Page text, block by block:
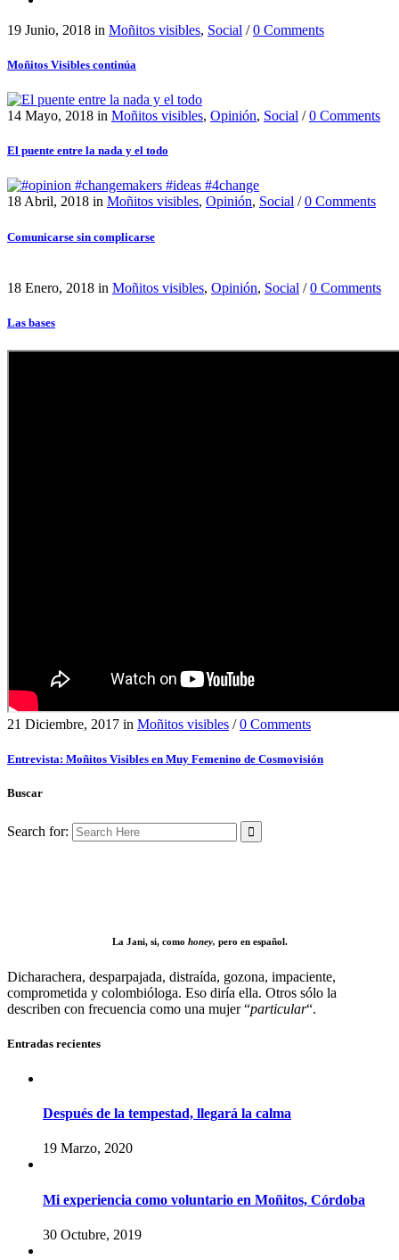
19 Junio, 2018 in Moñitos visibles, Social /0 Comments
Moñitos Visibles continúa
14 Mayo, 2018 in Moñitos visibles, Opinión, Social /0 Comments
El puente entre la nada y el todo
18 Abril, 2018 in Moñitos visibles, Opinión, Social /0 Comments
Comunicarse sin complicarse
18 Enero, 2018 in Moñitos visibles, Opinión, Social /0 Comments
Las bases
21 Diciembre, 2017 in Moñitos visibles /0 Comments
Entrevista: Moñitos Visibles en Muy Femenino de Cosmovisión
Buscar
Search for:
La Jani, si, como honey, pero en español.
Dicharachera, desparpajada, distraída, gozona, impaciente,
comprometida y colombióloga. Eso diría ella. Otros sólo la
describen con frecuencia como una mujer “particular“.
Entradas recientes
Después de la tempestad, llegará la calma
19 Marzo, 2020
Mi experiencia como voluntario en Moñitos, Córdoba
30 Octubre, 2019